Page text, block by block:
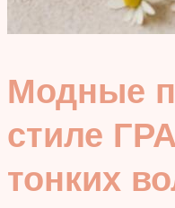
Модные
стиле
тонких